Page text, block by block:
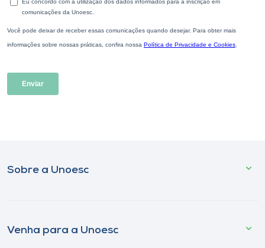
Sobre a Unoesc
Venha para a Unoesc